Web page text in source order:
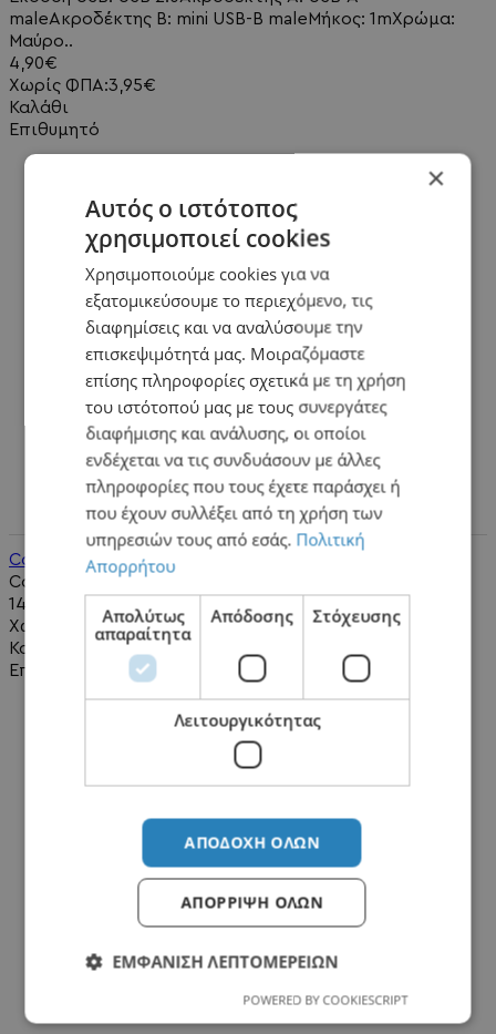
maleΑκροδέκτης B: mini USB-B maleΜήκος: 1mΧρώμα:
Μαύρο..
4,90€
Χωρίς ΦΠΑ:3,95€
Καλάθι
Επιθυμητό
Convert AV To HDMI (AV2HDMI)
Convert AV To HDMI (AV2HDMI)..
14,90€
Χωρίς ΦΠΑ:12,02€
Καλάθι
Επιθυμητό
×
Αυτός ο ιστότοπος
χρησιμοποιεί cookies
Χρησιμοποιούμε cookies για να
εξατομικεύσουμε το περιεχόμενο, τις
διαφημίσεις και να αναλύσουμε την
επισκεψιμότητά μας. Μοιραζόμαστε
επίσης πληροφορίες σχετικά με τη χρήση
του ιστότοπού μας με τους συνεργάτες
διαφήμισης και ανάλυσης, οι οποίοι
ενδέχεται να τις συνδυάσουν με άλλες
πληροφορίες που τους έχετε παράσχει ή
που έχουν συλλέξει από τη χρήση των
υπηρεσιών τους από εσάς. Πολιτική
Απορρήτου
Απολύτως
απαραίτητα
Απόδοσης Στόχευσης
Λειτουργικότητας
ΑΠΟΔΟΧΉ ΌΛΩΝ
ΑΠΌΡΡΙΨΗ ΌΛΩΝ
ΕΜΦΆΝΙΣΗ ΛΕΠΤΟΜΕΡΕΙΏΝ
POWERED BY COOKIESCRIPT